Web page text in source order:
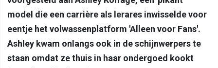
model die een carrière als lerares inwisselde voor
eentje het volwassenplatform 'Alleen voor Fans'.
Ashley kwam onlangs ook in de schijnwerpers te
staan omdat ze thuis in haar ondergoed kookt